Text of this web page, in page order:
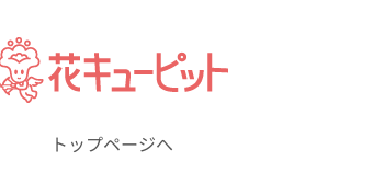
トップページへ